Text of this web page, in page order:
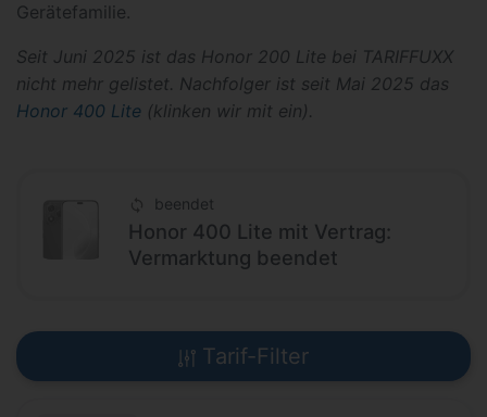
Gerätefamilie.
Seit Juni 2025 ist das Honor 200 Lite bei TARIFFUXX
nicht mehr gelistet. Nachfolger ist seit Mai 2025 das
Honor 400 Lite (klinken wir mit ein).
beendet
Honor 400 Lite mit Vertrag:
Vermarktung beendet
Tarif-Filter